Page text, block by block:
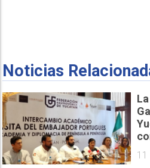
Noticias
11